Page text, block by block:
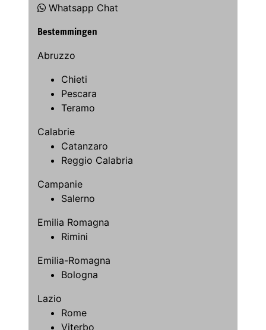
Whatsapp Chat
Bestemmingen
Abruzzo
Chieti
Pescara
Teramo
Calabrie
Catanzaro
Reggio Calabria
Campanie
Salerno
Emilia Romagna
Rimini
Emilia-Romagna
Bologna
Lazio
Rome
Viterbo